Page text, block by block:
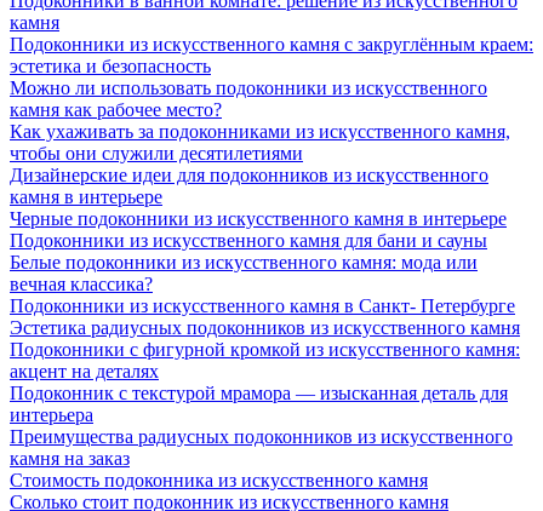
камня
Подоконники из искусственного камня с закруглённым краем:
эстетика и безопасность
Можно ли использовать подоконники из искусственного
камня как рабочее место?
Как ухаживать за подоконниками из искусственного камня,
чтобы они служили десятилетиями
Дизайнерские идеи для подоконников из искусственного
камня в интерьере
Черные подоконники из искусственного камня в интерьере
Подоконники из искусственного камня для бани и сауны
Белые подоконники из искусственного камня: мода или
вечная классика?
Подоконники из искусственного камня в Санкт- Петербурге
Эстетика радиусных подоконников из искусственного камня
Подоконники с фигурной кромкой из искусственного камня:
акцент на деталях
Подоконник с текстурой мрамора — изысканная деталь для
интерьера
Преимущества радиусных подоконников из искусственного
камня на заказ
Стоимость подоконника из искусственного камня
Сколько стоит подоконник из искусственного камня